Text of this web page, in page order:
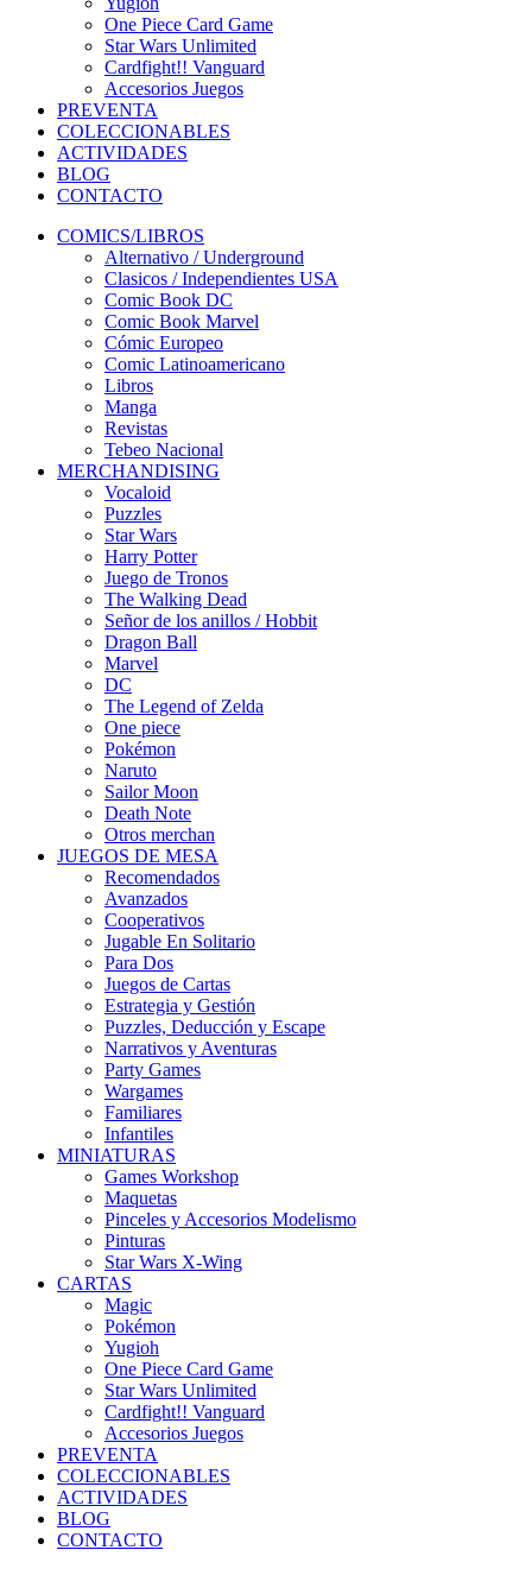
One Piece Card Game
Star Wars Unlimited
Cardfight!! Vanguard
Accesorios Juegos
PREVENTA
COLECCIONABLES
ACTIVIDADES
BLOG
CONTACTO
COMICS/LIBROS
Alternativo / Underground
Clasicos / Independientes USA
Comic Book DC
Comic Book Marvel
Cómic Europeo
Comic Latinoamericano
Libros
Manga
Revistas
Tebeo Nacional
MERCHANDISING
Vocaloid
Puzzles
Star Wars
Harry Potter
Juego de Tronos
The Walking Dead
Señor de los anillos / Hobbit
Dragon Ball
Marvel
DC
The Legend of Zelda
One piece
Pokémon
Naruto
Sailor Moon
Death Note
Otros merchan
JUEGOS DE MESA
Recomendados
Avanzados
Cooperativos
Jugable En Solitario
Para Dos
Juegos de Cartas
Estrategia y Gestión
Puzzles, Deducción y Escape
Narrativos y Aventuras
Party Games
Wargames
Familiares
Infantiles
MINIATURAS
Games Workshop
Maquetas
Pinceles y Accesorios Modelismo
Pinturas
Star Wars X-Wing
CARTAS
Magic
Pokémon
Yugioh
One Piece Card Game
Star Wars Unlimited
Cardfight!! Vanguard
Accesorios Juegos
PREVENTA
COLECCIONABLES
ACTIVIDADES
BLOG
CONTACTO